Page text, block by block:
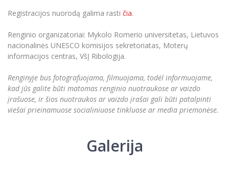
Registracijos nuorodą galima rasti čia.
Renginio organizatoriai: Mykolo Romerio universitetas, Lietuvos
nacionalinės UNESCO komisijos sekretoriatas, Moterų
informacijos centras, VšĮ Ribologija.
Renginyje bus fotografuojama, filmuojama, todėl informuojame,
kad jūs galite būti matomas renginio nuotraukose ar vaizdo
įrašuose, ir šios nuotraukos ar vaizdo įrašai gali būti patalpinti
viešai prieinamuose socialiniuose tinkluose ar media priemonėse.
Galerija